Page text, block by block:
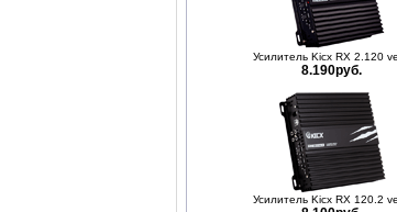
Усилитель Kicx RX 2.120
8.190руб.
Усилитель Kicx RX 120.2